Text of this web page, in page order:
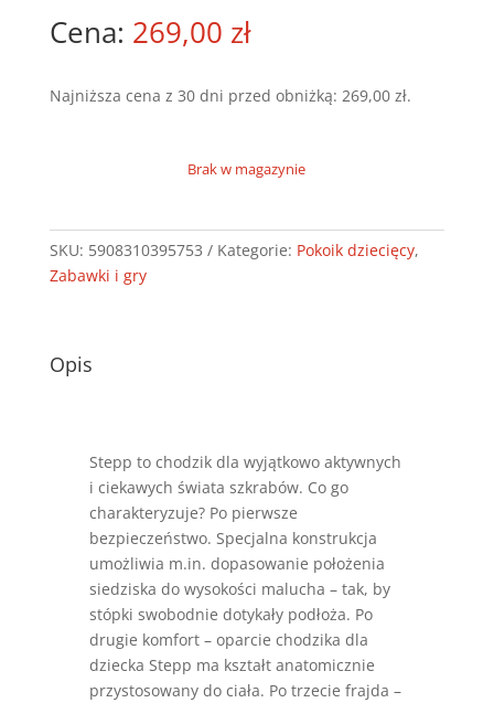
269,00 zł
Najniższa cena z 30 dni przed obniżką: 269,00 zł.
Brak w magazynie
SKU: 5908310395753 Kategorie: Pokoik dziecięcy,
Zabawki i gry
Opis
Stepp to chodzik dla wyjątkowo aktywnych
i ciekawych świata szkrabów. Co go
charakteryzuje? Po pierwsze
bezpieczeństwo. Specjalna konstrukcja
umożliwia m.in. dopasowanie położenia
siedziska do wysokości malucha – tak, by
stópki swobodnie dotykały podłoża. Po
drugie komfort – oparcie chodzika dla
dziecka Stepp ma kształt anatomicznie
przystosowany do ciała. Po trzecie frajda –